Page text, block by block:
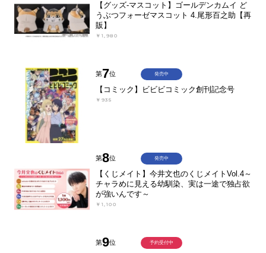
【グッズ-マスコット】ゴールデンカムイ ど
うぶつフォーゼマスコット 4.尾形百之助【再
販】
￥1,980
第7位
【コミック】ビビビコミック創刊記念号
￥935
発売中
第8位
【くじメイト】今井文也のくじメイトVol.4～
チャラめに見える幼馴染、実は一途で独占欲
が強いんです～
￥1,100
発売中
第9位 予約受付中